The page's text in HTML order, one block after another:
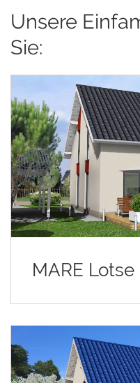
Unsere
Sie:
MARE Lotse